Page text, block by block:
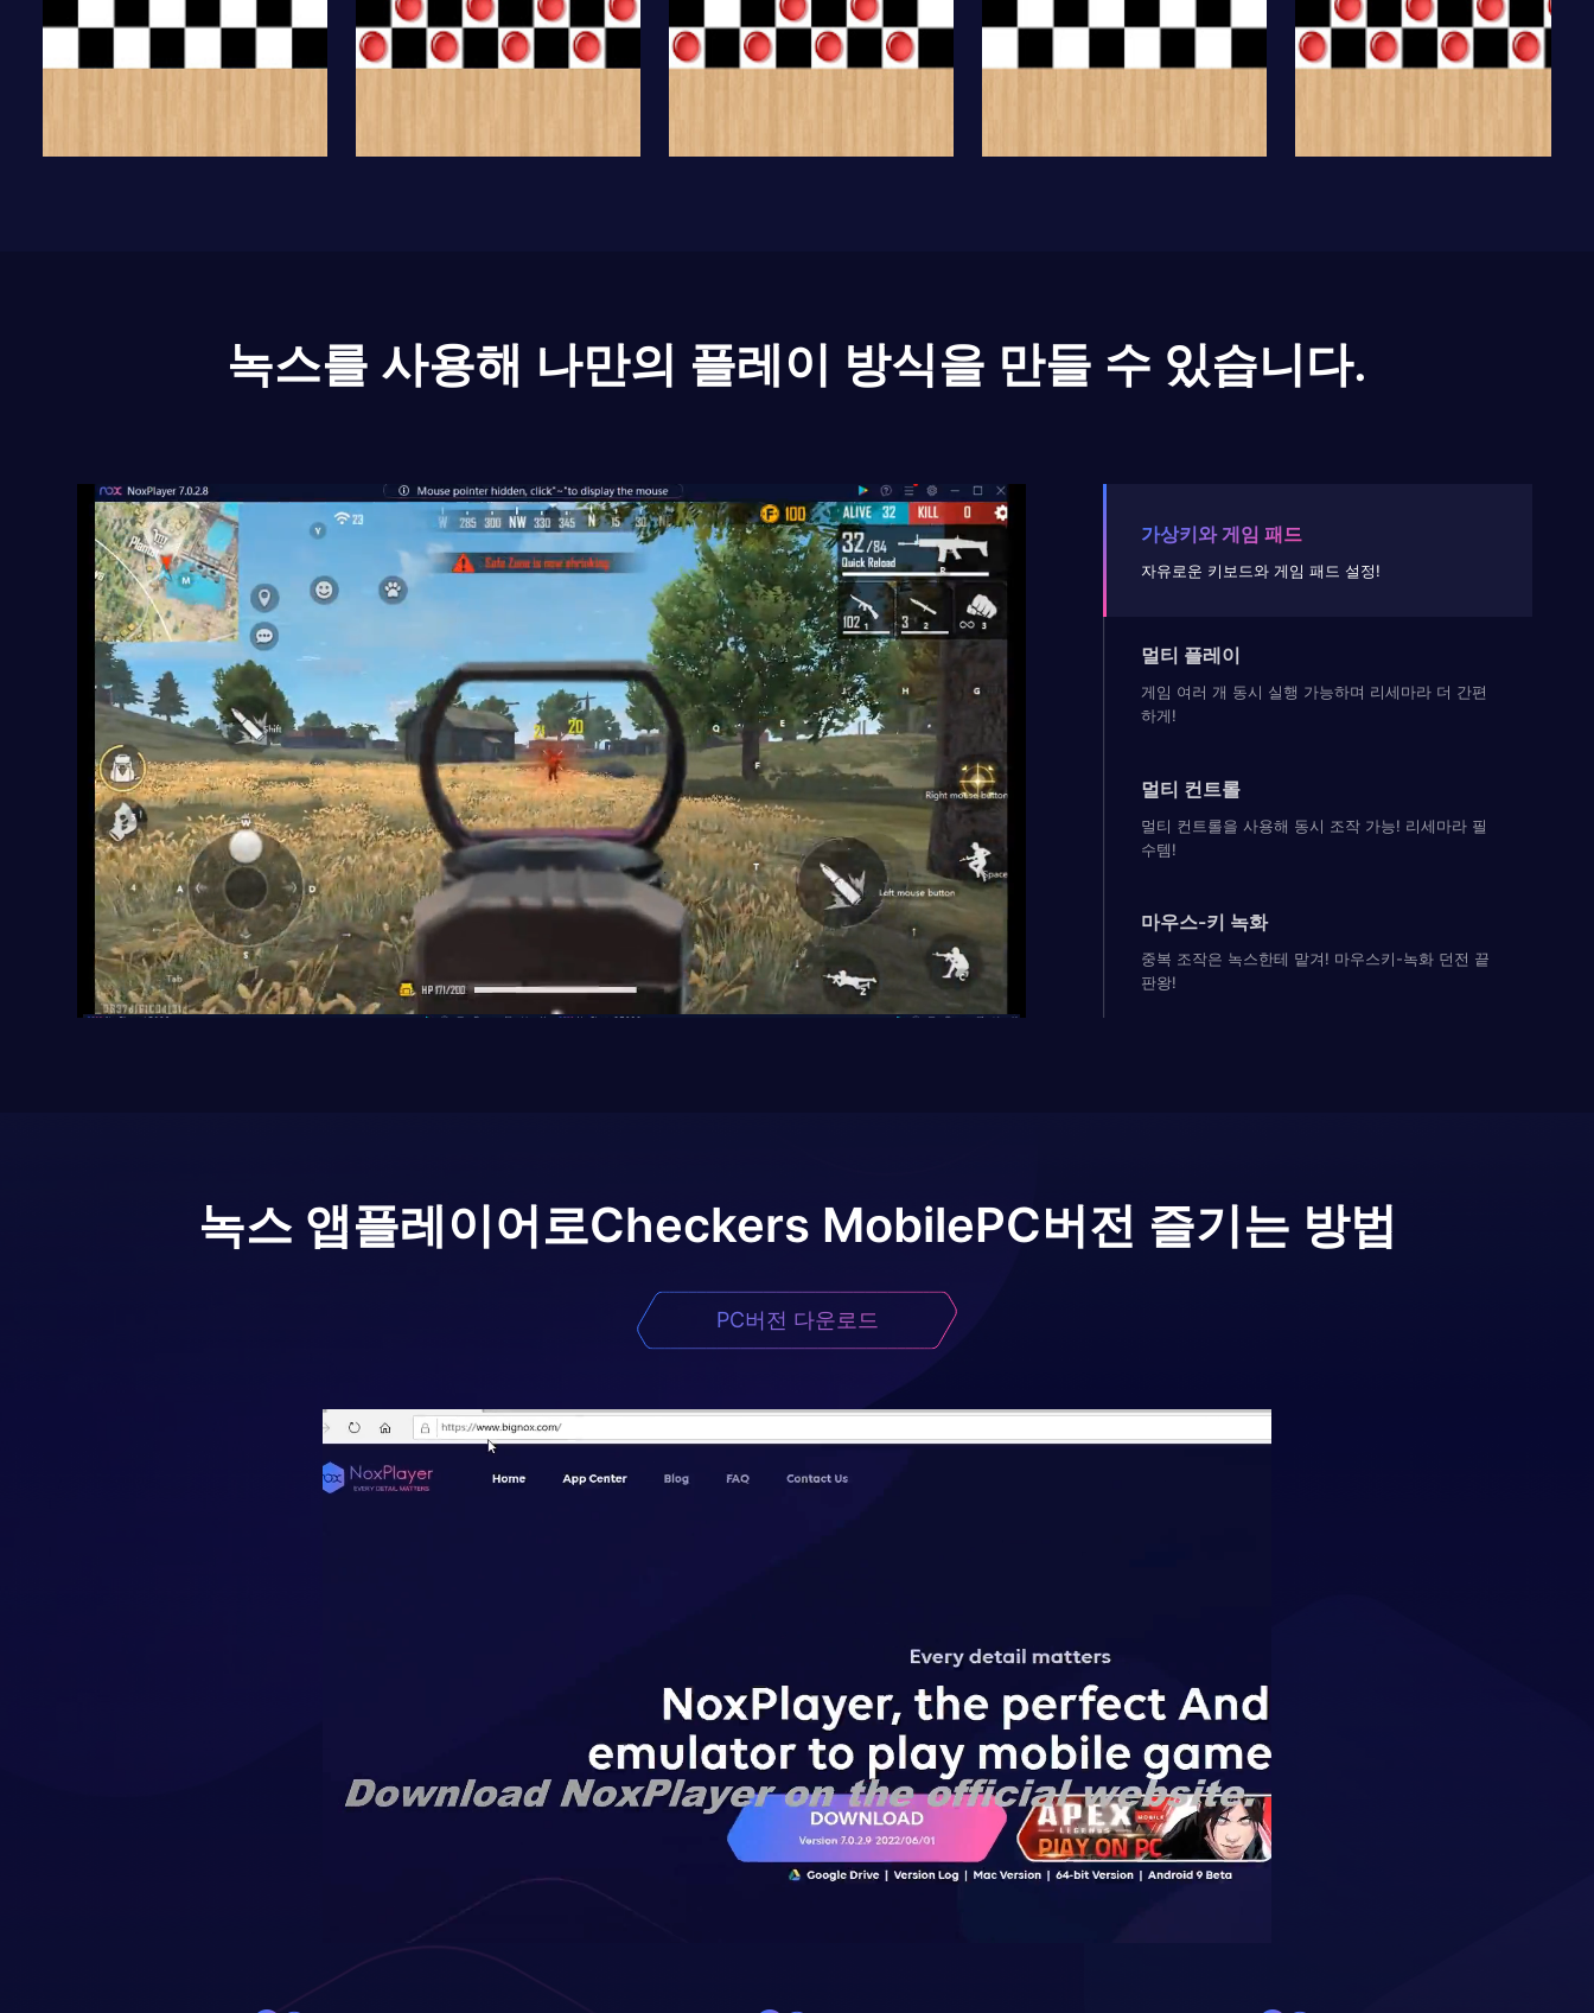
녹스를 사용해 나만의 플레이 방식을 만들 수 있습니다.
가상키와 게임 패드
자유로운 키보드와 게임 패드 설정!
멀티 플레이
게임 여러 개 동시 실행 가능하며 리세마라 더 간편
하게!
멀티 컨트롤
멀티 컨트롤을 사용해 동시 조작 가능! 리세마라 필
수템!
마우스-키 녹화
중복 조작은 녹스한테 맡겨! 마우스키-녹화 던전 끝
판왕!
녹스 앱플레이어로Checkers MobilePC버전 즐기는 방법
PC버전 다운로드